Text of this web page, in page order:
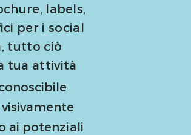
labels,
per i social
tutto ciò
tua attività
ai potenziali